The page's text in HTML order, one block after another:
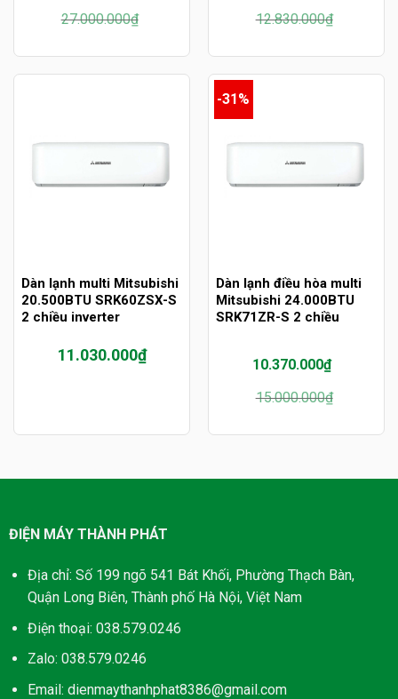
27.000.000₫
Giá
gốc
27.000.000₫.
Giá
hiện
là:
17.800.000₫.
12.830.000₫
Giá
gốc
12.830.000₫.
Giá
hiện
là:
8.680.000₫.
Dàn lạnh multi Mitsubishi
20.500BTU SRK60ZSX-S
2 chiều inverter
11.030.000₫
-31%
Dàn lạnh điều hòa multi
Mitsubishi 24.000BTU
SRK71ZR-S 2 chiều
15.000.000₫
Giá
gốc
15.000.000₫.
10.370.000₫
Giá
hiện
là:
ĐIỆN MÁY THÀNH PHÁT
Địa chỉ: Số 199 ngõ 541 Bát Khối, Phường Thạch Bàn,
Quận Long Biên, Thành phố Hà Nội, Việt Nam
Điện thoại: 038.579.0246
Zalo: 038.579.0246
Email: dienmaythanhphat8386@gmail.com